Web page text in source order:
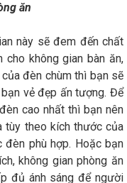
ăn
này sẽ đem đến chất
cho không gian bàn ăn,
đèn chùm thì bạn sẽ
vẻ đẹp ấn tượng. Để
cao nhất thì bạn nên
tùy theo kích thước của
phù hợp. Hoặc bạn
không gian phòng ăn
đủ ánh sáng để người